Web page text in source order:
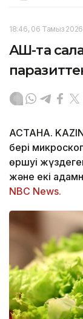
18:46, 06 Тамыз 2026
АҚШ-та
АСТАНА.
бері
өршуі
және екі
NBC News.